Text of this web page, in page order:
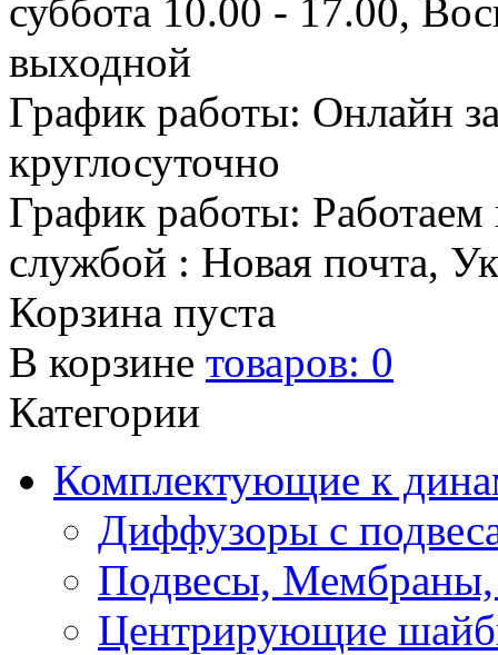
суббота 10.00 - 17.00,
выходной
График работы: Онлайн
круглосуточно
График работы: Работаем
службой : Новая почта,
Корзина пуста
В корзине товаров: 0
Категории
Комплектующие к
Диффузоры с
Подвесы,
Центрирующие